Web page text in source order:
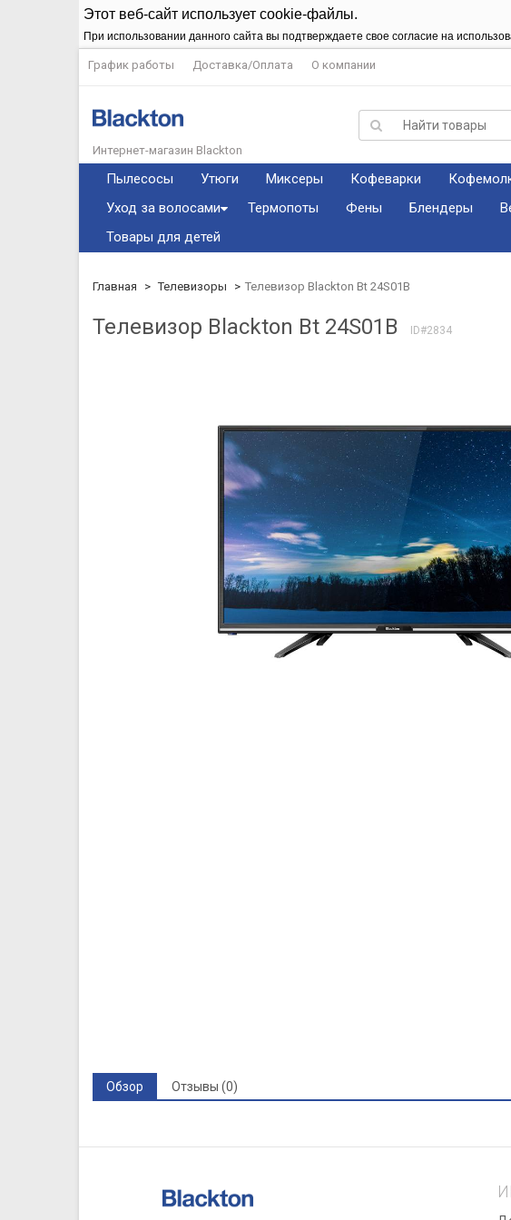
Этот веб-сайт использует cookie-файлы.
При использовании данного сайта вы подтверждаете свое согласие на
График работы Доставка/Оплата О компании
Интернет-магазин Blackton
Пылесосы Утюги Миксеры Кофеварки
Уход за волосами
Термопоты Фены Блендеры
Товары для детей
Главная Телевизоры Телевизор Blackton Bt 24S01B
Телевизор Blackton Bt 24S01B ID#2834
Обзор Отзывы (0)